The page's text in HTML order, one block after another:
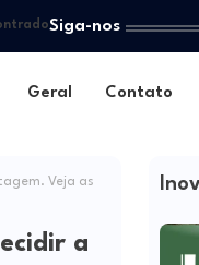
Siga-nos
Geral Contato
Veja as
a